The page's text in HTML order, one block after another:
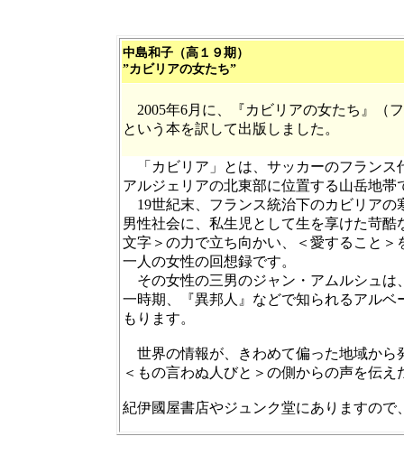
中島和子（高１９期）
”カビリアの女たち”
2005年6月に、『カビリアの女たち』（
という本を訳して出版しました。
「カビリア」とは、サッカーのフランス
アルジェリアの北東部に位置する山岳地帯
19世紀末、フランス統治下のカビリアの
男性社会に、私生児として生を享けた苛
文字＞の力で立ち向かい、＜愛すること
一人の女性の回想録です。
その女性の三男のジャン・アムルシュは
一時期、『異邦人』などで知られるアル
もります。
世界の情報が、きわめて偏った地域から
＜もの言わぬ人びと＞の側からの声を伝
紀伊國屋書店やジュンク堂にありますの